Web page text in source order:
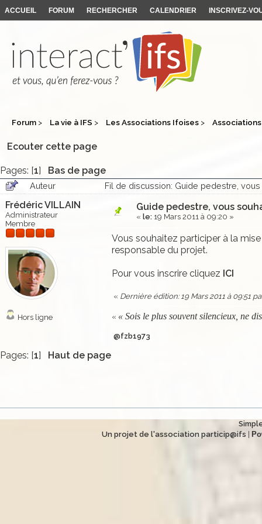
ACCUEIL FORUM RECHERCHER CALENDRIER INSCRIVEZ-
Forum > La vie à IFS > Les Associations Ifoises >
Ecouter cette page
Pages: [1] Bas de page
Auteur Fil de discussion: Guide pedestre,
Frédéric VILLAIN
Administrateur
Membre
Hors ligne
Guide pedestre, vous
« le: 19 Mars 2011 à 09:20 »
Vous souhaitez participer à la
responsable du projet.
Pour vous inscrire cliquez ICI
« Dernière édition: 19 Mars 2011 à 09:51
« « Sois le plus souvent silencieux, ne
@fzb1973
Pages: [1] Haut de page
Un projet de l'association particip@ifs